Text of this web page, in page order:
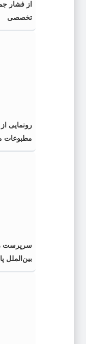
از فشار
تخصصی
رونمایی
مطبوعات
اسلامی»
سرپرست
بین‌الملل
منصوب